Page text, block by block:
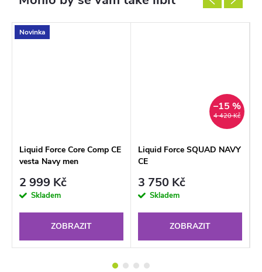
Novinka
Liquid Force Core Comp CE
vesta Navy men
2 999 Kč
Skladem
ZOBRAZIT
4 420 Kč
–15 %
Liquid Force SQUAD NAVY
CE
3 750 Kč
Skladem
ZOBRAZIT